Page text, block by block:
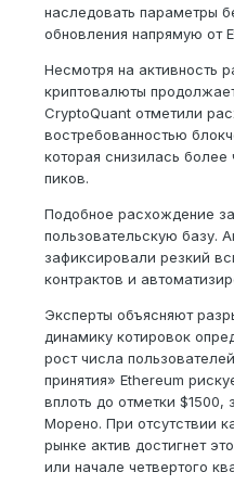
наследовать параметры
обновления напрямую от
Несмотря на активность
криптовалюты
CryptoQuant отметили
востребованностью
которая снизилась
пиков.
Подобное расхождение
пользовательскую базу.
зафиксировали резкий
контрактов и
Эксперты объясняют
динамику котировок
рост числа
принятия» Ethereum
вплоть до отметки $1500,
Морено. При отсутствии
рынке актив достигнет
или начале четвертого